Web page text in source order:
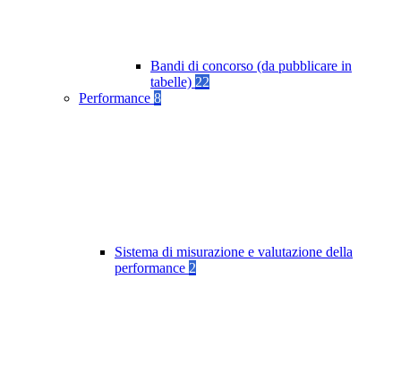
Bandi di concorso (da pubblicare in
tabelle) 22
Performance 8
Sistema di misurazione e valutazione della
performance 2